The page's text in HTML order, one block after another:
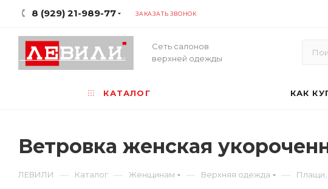
8 (929) 21-989-77 ЗАКАЗАТЬ ЗВОНОК
Сеть салонов
верхней одежды
КАТАЛОГ КАК
Ветровка женская
ЛЕВИЛИ — Каталог — Женщинам — Верхняя одежда — Плащи,